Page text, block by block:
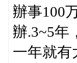
辦事100
辦.3~5年
一年就有